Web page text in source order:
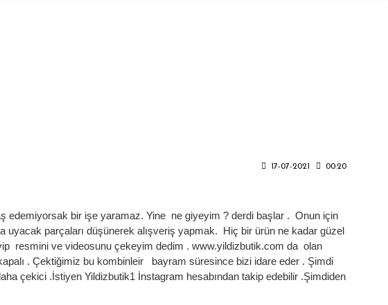
17-07-2021 00:20
edemiyorsak bir işe yaramaz. Yine ne giyeyim ? derdi başlar . Onun için
parçaları düşünerek alışveriş yapmak. Hiç bir ürün ne kadar güzel
resmini ve videosunu çekeyim dedim . www.yildizbutik.com da olan
. Çektiğimiz bu kombinleir bayram süresince bizi idare eder . Şimdi
çekici .İstiyen Yildizbutik1 İnstagram hesabından takip edebilir .Şimdiden